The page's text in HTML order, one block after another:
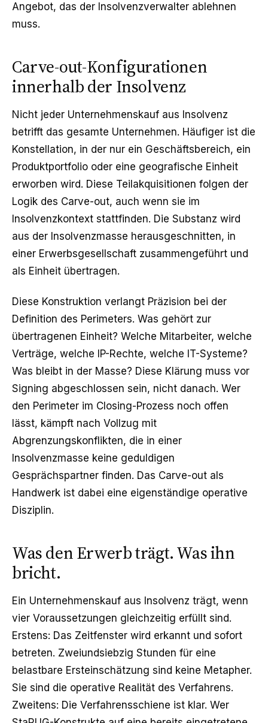
Angebot, das der Insolvenzverwalter ablehnen
muss.
Carve-out-Konfigurationen
innerhalb der Insolvenz
Nicht jeder Unternehmenskauf aus Insolvenz
betrifft das gesamte Unternehmen. Häufiger ist die
Konstellation, in der nur ein Geschäftsbereich, ein
Produktportfolio oder eine geografische Einheit
erworben wird. Diese Teilakquisitionen folgen der
Logik des Carve-out, auch wenn sie im
Insolvenzkontext stattfinden. Die Substanz wird
aus der Insolvenzmasse herausgeschnitten, in
einer Erwerbsgesellschaft zusammengeführt und
als Einheit übertragen.
Diese Konstruktion verlangt Präzision bei der
Definition des Perimeters. Was gehört zur
übertragenen Einheit? Welche Mitarbeiter, welche
Verträge, welche IP-Rechte, welche IT-Systeme?
Was bleibt in der Masse? Diese Klärung muss vor
Signing abgeschlossen sein, nicht danach. Wer
den Perimeter im Closing-Prozess noch offen
lässt, kämpft nach Vollzug mit
Abgrenzungskonflikten, die in einer
Insolvenzmasse keine geduldigen
Gesprächspartner finden. Das Carve-out als
Handwerk ist dabei eine eigenständige operative
Disziplin.
Was den Erwerb trägt. Was ihn
bricht.
Ein Unternehmenskauf aus Insolvenz trägt, wenn
vier Voraussetzungen gleichzeitig erfüllt sind.
Erstens: Das Zeitfenster wird erkannt und sofort
betreten. Zweiundsiebzig Stunden für eine
belastbare Ersteinschätzung sind keine Metapher.
Sie sind die operative Realität des Verfahrens.
Zweitens: Die Verfahrensschiene ist klar. Wer